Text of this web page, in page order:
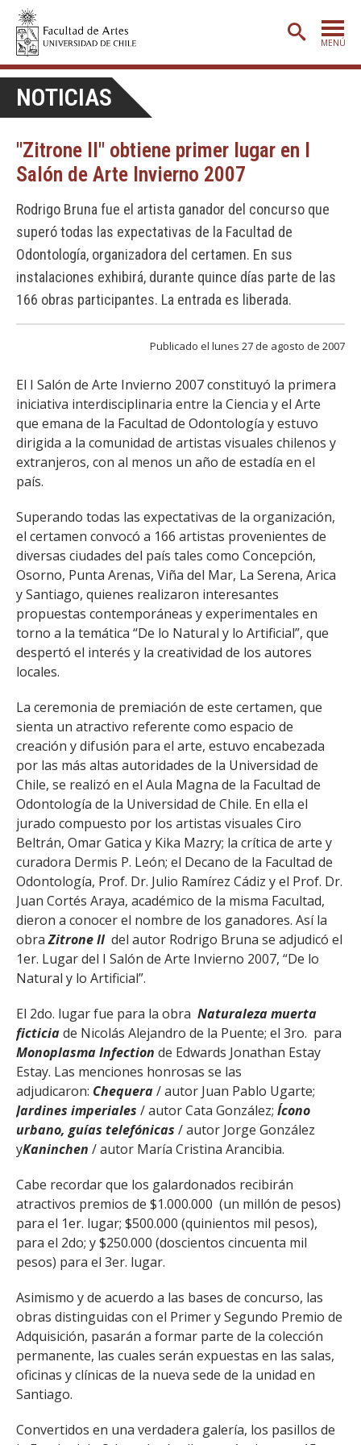
MENÚ
ADMISIÓN
ETAPA BÁSICA
CARRERAS
POSTGRADO
EXTENSIÓN
CREACIÓNE INVESTIGACIÓN
BIBLIOTECA
Estudiantes
Académicas/os
Funcionarias/os
Egresadas/os
NOTICIAS
"Zitrone II" obtiene primer lugar en I
Salón de Arte Invierno 2007
Rodrigo Bruna fue el artista ganador del concurso que
superó todas las expectativas de la Facultad de
Odontología, organizadora del certamen. En sus
instalaciones exhibirá, durante quince días parte de las
166 obras participantes. La entrada es liberada.
Publicado el lunes 27 de agosto de 2007
El I Salón de Arte Invierno 2007 constituyó la primera
iniciativa interdisciplinaria entre la Ciencia y el Arte
que emana de la Facultad de Odontología y estuvo
dirigida a la comunidad de artistas visuales chilenos y
extranjeros, con al menos un año de estadía en el
país.
Superando todas las expectativas de la organización,
el certamen convocó a 166 artistas provenientes de
diversas ciudades del país tales como Concepción,
Osorno, Punta Arenas, Viña del Mar, La Serena, Arica
y Santiago, quienes realizaron interesantes
propuestas contemporáneas y experimentales en
torno a la temática “De lo Natural y lo Artificial”, que
despertó el interés y la creatividad de los autores
locales.
La ceremonia de premiación de este certamen, que
sienta un atractivo referente como espacio de
creación y difusión para el arte, estuvo encabezada
por las más altas autoridades de la Universidad de
Chile, se realizó en el Aula Magna de la Facultad de
Odontología de la Universidad de Chile. En ella el
jurado compuesto por los artistas visuales Ciro
Beltrán, Omar Gatica y Kika Mazry; la crítica de arte y
curadora Dermis P. León; el Decano de la Facultad de
Odontología, Prof. Dr. Julio Ramírez Cádiz y el Prof. Dr.
Juan Cortés Araya, académico de la misma Facultad,
dieron a conocer el nombre de los ganadores. Así la
obraZitrone IIdel autor Rodrigo Bruna se adjudicó el
1er. Lugar del I Salón de Arte Invierno 2007, “De lo
Natural y lo Artificial”.
El 2do. lugar fue para la obra Naturaleza muerta
ficticiade Nicolás Alejandro de la Puente; el 3ro. para
Monoplasma Infection de Edwards Jonathan Estay
Estay. Las menciones honrosas se las
adjudicaron: Chequera/ autor Juan Pablo Ugarte;
Jardines imperiales / autor Cata González; Ícono
urbano, guías telefónicas / autor Jorge González
yKaninchen / autor María Cristina Arancibia.
Cabe recordar que los galardonados recibirán
atractivos premios de $1.000.000 (un millón de pesos)
para el 1er. lugar; $500.000 (quinientos mil pesos),
para el 2do; y $250.000 (doscientos cincuenta mil
pesos) para el 3er. lugar.
Asimismo y de acuerdo a las bases de concurso, las
obras distinguidas con el Primer y Segundo Premio de
Adquisición, pasarán a formar parte de la colección
permanente, las cuales serán expuestas en las salas,
oficinas y clínicas de la nueva sede de la unidad en
Santiago.
Convertidos en una verdadera galería, los pasillos de